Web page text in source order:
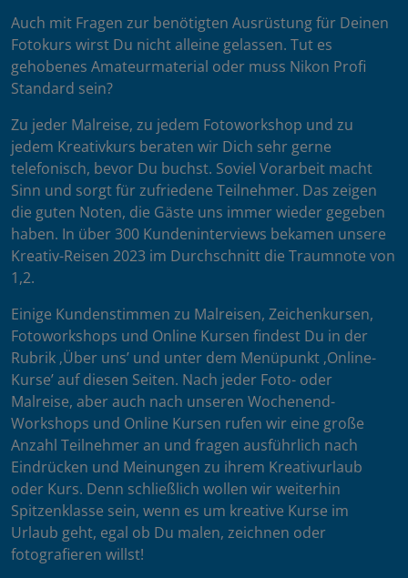
Auch mit Fragen zur benötigten Ausrüstung für Deinen
Fotokurs wirst Du nicht alleine gelassen. Tut es
gehobenes Amateurmaterial oder muss Nikon Profi
Standard sein?
Zu jeder Malreise, zu jedem Fotoworkshop und zu
jedem Kreativkurs beraten wir Dich sehr gerne
telefonisch, bevor Du buchst. Soviel Vorarbeit macht
Sinn und sorgt für zufriedene Teilnehmer. Das zeigen
die guten Noten, die Gäste uns immer wieder gegeben
haben. In über 300 Kundeninterviews bekamen unsere
Kreativ-Reisen 2023 im Durchschnitt die Traumnote von
1,2.
Einige Kundenstimmen zu Malreisen, Zeichenkursen,
Fotoworkshops und Online Kursen findest Du in der
Rubrik ‚Über uns’ und unter dem Menüpunkt ‚Online-
Kurse’ auf diesen Seiten. Nach jeder Foto- oder
Malreise, aber auch nach unseren Wochenend-
Workshops und Online Kursen rufen wir eine große
Anzahl Teilnehmer an und fragen ausführlich nach
Eindrücken und Meinungen zu ihrem Kreativurlaub
oder Kurs. Denn schließlich wollen wir weiterhin
Spitzenklasse sein, wenn es um kreative Kurse im
Urlaub geht, egal ob Du malen, zeichnen oder
fotografieren willst!